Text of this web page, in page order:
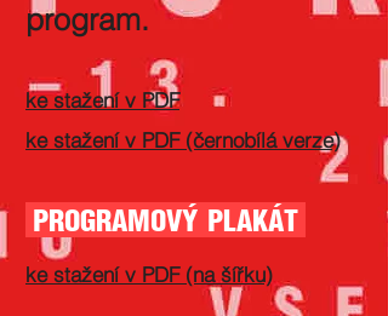
program.
ke stažení v PDF
ke stažení v PDF (černobílá verze)
PROGRAMOVÝ PLAKÁT
ke stažení v PDF (na šířku)